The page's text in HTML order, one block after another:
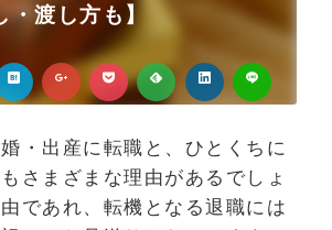
・渡し方も】
・出産に転職と、ひとくちに
さまざまな理由があるでしょ
であれ、転機となる退職には